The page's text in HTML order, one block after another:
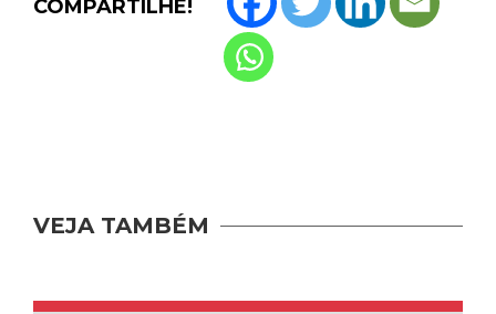
COMPARTILHE!
VEJA TAMBÉM